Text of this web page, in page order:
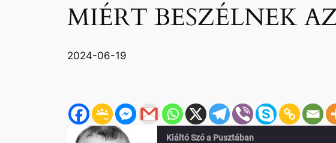
MIÉRT BESZÉLNEK
2024-06-19
Kiáltó Szó a Pusztában